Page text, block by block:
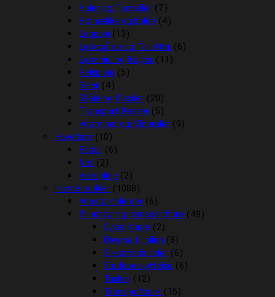
Huler og Tunneller (7)
Hø hække og bolde (4)
Legetøj (13)
Løbegårde og Toiletter (6)
Løbehjul og Kugler (11)
Pelspleje (5)
Seler (4)
Skåle og Flasker (20)
Transport Kasser (5)
Vitaminer og Mineraler (9)
Havedam (10)
Foder (6)
Net (2)
Vandpleje (2)
Hunde artikler (1088)
Angstproblemer (6)
Biludstyr og transportbure (49)
Cykel Kurve (2)
Diverse til bilen (8)
Sikkerheds seler (6)
Sædebeskyttelse (6)
Tasker (12)
Transportbure (15)